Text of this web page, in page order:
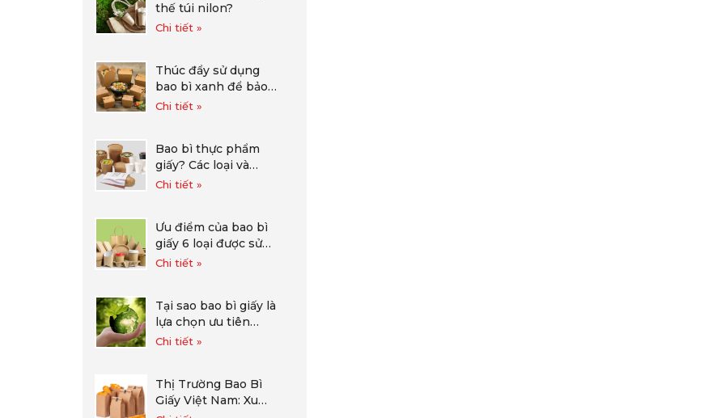
thế túi nilon?
Chi tiết »
Thúc đẩy sử dụng
bao bì xanh để bảo
vệ môi trường
Chi tiết »
Bao bì thực phẩm
giấy? Các loại và
cách lựa chọn bao bì
Chi tiết »
Ưu điểm của bao bì
giấy 6 loại được sử
dụng nhiều hiện nay
Chi tiết »
Tại sao bao bì giấy là
lựa chọn ưu tiên
trong xu hướng
Chi tiết »
Thị Trường Bao Bì
Giấy Việt Nam: Xu